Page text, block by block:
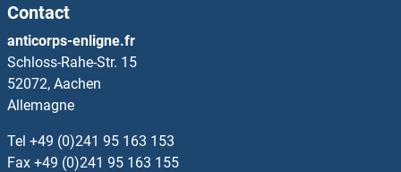
C5ORF42 Anticorps
C6 Anticorps
C6orf130 Anticorps
C6ORF136 Anticorps
Contact
anticorps-enligne.fr
Schloss-Rahe-Str. 15
52072, Aachen
Allemagne
Tel +49 (0)241 95 163 153
Fax +49 (0)241 95 163 155